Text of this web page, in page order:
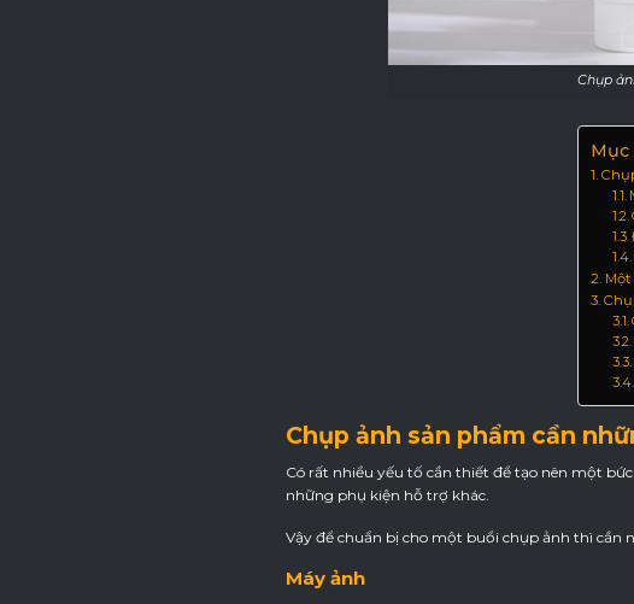
Chụp
Mục
Chụp ảnh sản phẩm cần
Có rất nhiều yếu tố cần thiết để tạo nên một
những phụ kiện hỗ trợ khác.
Vậy để chuẩn bị cho một buổi chụp ảnh thì cần
Máy ảnh